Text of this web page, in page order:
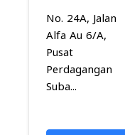
No. 24A, Jalan
Alfa Au 6/A,
Pusat
Perdagangan
Suba...